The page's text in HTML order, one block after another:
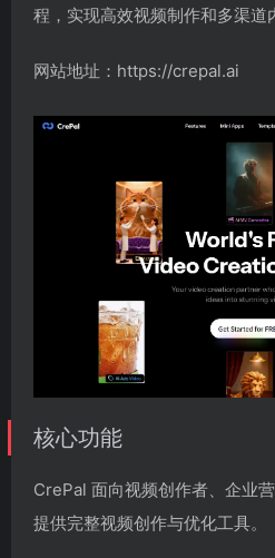
程，实现高效视频制作和多渠道
网站地址：https://crepal.ai
核心功能
CrePal 面向视频创作者、企业
提供完整视频创作与优化工具。